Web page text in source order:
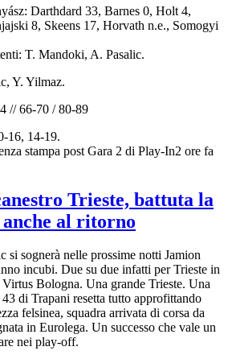
Darthdard 33, Barnes 0, Holt 4,
8, Skeens 17, Horvath n.e., Somogyi
T. Mandoki, A. Pasalic.
Y. Yilmaz.
// 66-70 / 80-89
16, 14-19.
stampa post Gara 2 di Play-In2 ore fa
Trieste, battuta la
al ritorno
si sognerà nelle prossime notti Jamion
incubi. Due su due infatti per Trieste in
Virtus Bologna. Una grande Trieste. Una
di Trapani resetta tutto approfittando
felsinea, squadra arrivata di corsa da
in Eurolega. Un successo che vale un
nei play-off.